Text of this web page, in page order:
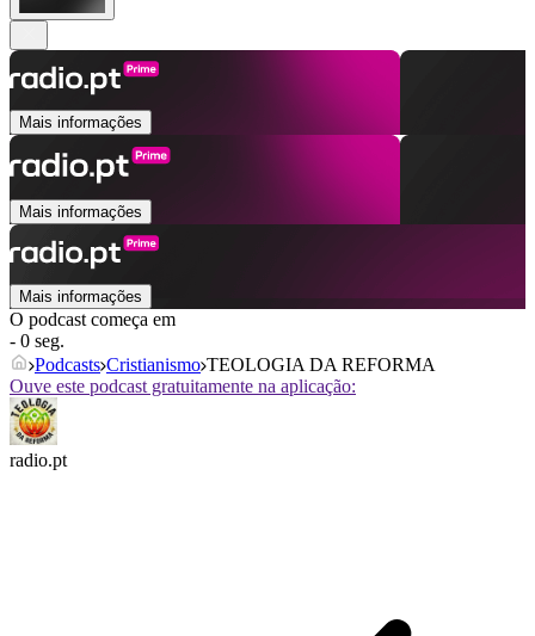
Mais informações
Mais informações
Mais informações
O podcast começa em
- 0 seg.
Podcasts Cristianismo TEOLOGIA DA REFORMA
Ouve este podcast gratuitamente na aplicação:
radio.pt